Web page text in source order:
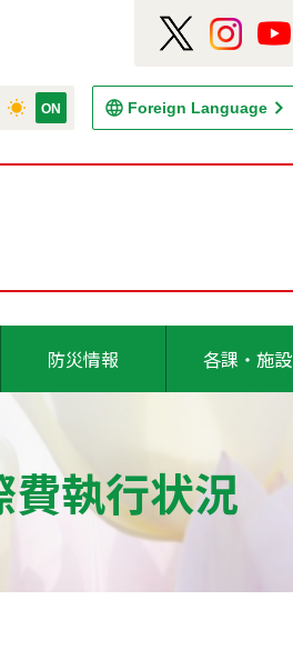
Foreign Language
防災情報 各課・施設
費執行状況